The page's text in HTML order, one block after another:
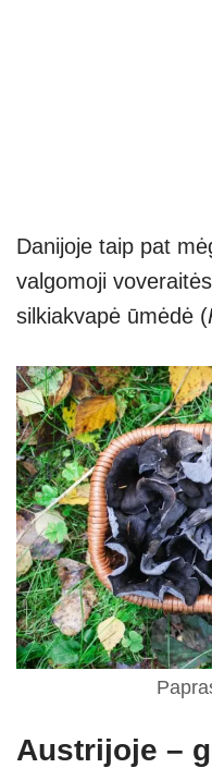
Danijoje taip pat
valgomoji
silkiakvapė ūmėdė (
Austrijoje –